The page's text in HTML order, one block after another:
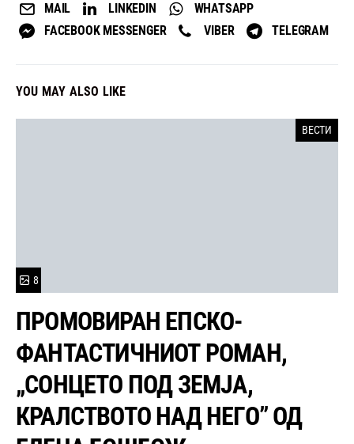
MAIL
LINKEDIN
WHATSAPP
FACEBOOK MESSENGER
VIBER TELEGRAM
YOU MAY ALSO LIKE
ВЕСТИ
8
ПРОМОВИРАН ЕПСКО-
ФАНТАСТИЧНИОТ РОМАН,
„СОНЦЕТО ПОД ЗЕМЈА,
КРАЛСТВОТО НАД НЕГО” ОД